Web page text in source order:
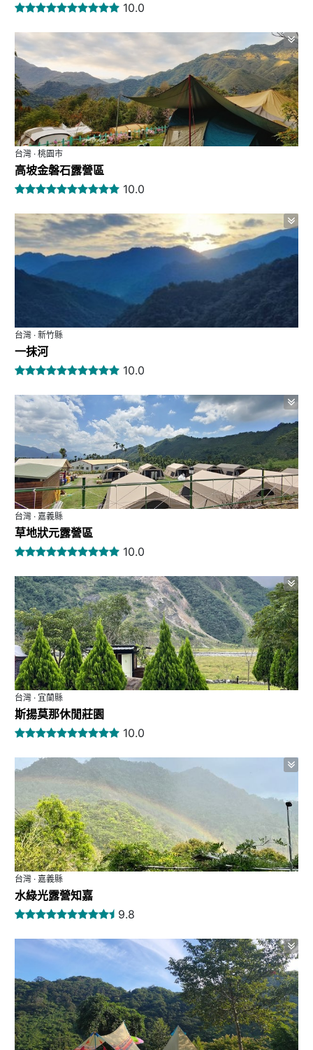
10.0
台灣 · 桃園市
高坡金磐石露營區
10.0
台灣 · 新竹縣
一抹河
10.0
台灣 · 嘉義縣
草地狀元露營區
10.0
台灣 · 宜蘭縣
斯揚莫那休閒莊園
10.0
台灣 · 嘉義縣
水綠光露營知嘉
9.8